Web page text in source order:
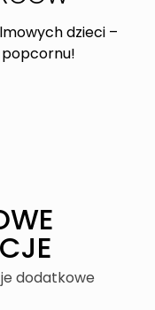
dzieci –
dodatkowe